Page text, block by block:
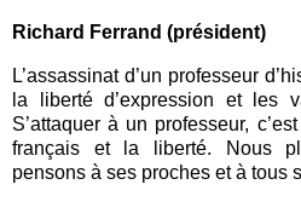
Richard Ferrand (président)
L’assassinat d’un professeur
la liberté d’expression et les
S’attaquer à un professeur,
français et la liberté. Nous
pensons à ses proches et à tous